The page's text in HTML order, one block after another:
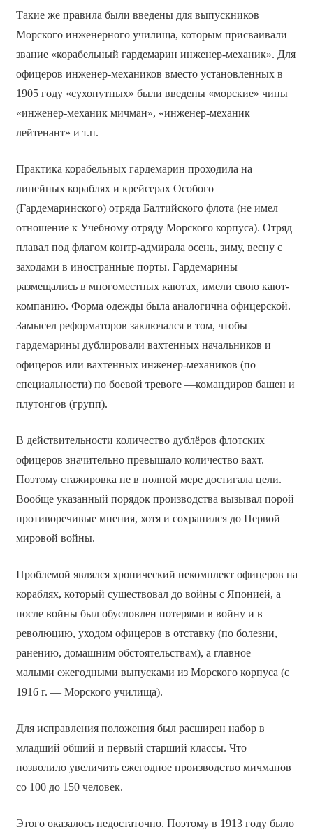
Такие же правила были введены для выпускников
Морского инженерного училища, которым присваивали
звание «корабельный гардемарин инженер-механик». Для
офицеров инженер-механиков вместо установленных в
1905 году «сухопутных» были введены «морские» чины
«инженер-механик мичман», «инженер-механик
лейтенант» и т.п.
Практика корабельных гардемарин проходила на
линейных кораблях и крейсерах Особого
(Гардемаринского) отряда Балтийского флота (не имел
отношение к Учебному отряду Морского корпуса). Отряд
плавал под флагом контр-адмирала осень, зиму, весну с
заходами в иностранные порты. Гардемарины
размещались в многоместных каютах, имели свою кают-
компанию. Форма одежды была аналогична офицерской.
Замысел реформаторов заключался в том, чтобы
гардемарины дублировали вахтенных начальников и
офицеров или вахтенных инженер-механиков (по
специальности) по боевой тревоге —командиров башен и
плутонгов (групп).
В действительности количество дублёров флотских
офицеров значительно превышало количество вахт.
Поэтому стажировка не в полной мере достигала цели.
Вообще указанный порядок производства вызывал порой
противоречивые мнения, хотя и сохранился до Первой
мировой войны.
Проблемой являлся хронический некомплект офицеров на
кораблях, который существовал до войны с Японией, а
после войны был обусловлен потерями в войну и в
революцию, уходом офицеров в отставку (по болезни,
ранению, домашним обстоятельствам), а главное —
малыми ежегодными выпусками из Морского корпуса (с
1916 г. — Морского училища).
Для исправления положения был расширен набор в
младший общий и первый старший классы. Что
позволило увеличить ежегодное производство мичманов
со 100 до 150 человек.
Этого оказалось недостаточно. Поэтому в 1913 году было